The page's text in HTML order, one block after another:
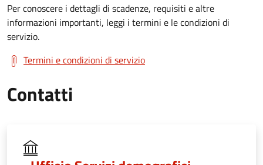
Per conoscere i dettagli di scadenze, requisiti e altre
informazioni importanti, leggi i termini e le condizioni di
servizio.
Termini e condizioni di servizio
Contatti